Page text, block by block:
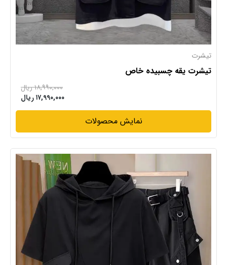
تیشرت
تیشرت یقه چسبیده خاص
۱۸,۹۹۰,۰۰۰ ریال
۱۷,۹۹۰,۰۰۰ ریال
نمایش محصولات